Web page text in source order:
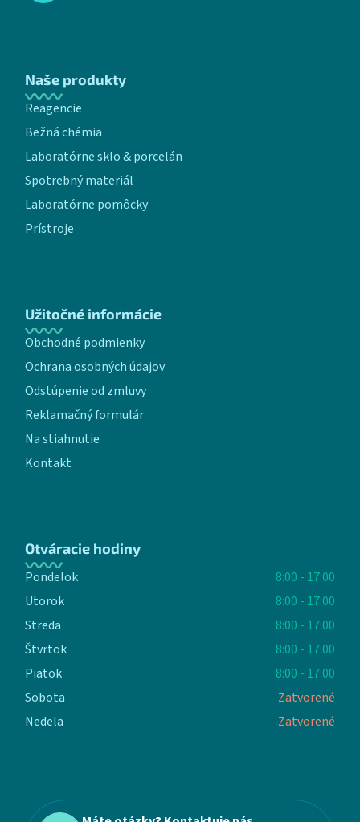
Naše produkty
Reagencie
Bežná chémia
Laboratórne sklo & porcelán
Spotrebný materiál
Laboratórne pomôcky
Prístroje
Užitočné informácie
Obchodné podmienky
Ochrana osobných údajov
Odstúpenie od zmluvy
Reklamačný formulár
Na stiahnutie
Kontakt
Otváracie hodiny
Pondelok
8:00 - 17:00
Utorok
8:00 - 17:00
Streda
8:00 - 17:00
Štvrtok
8:00 - 17:00
Piatok
8:00 - 17:00
Sobota
Zatvorené
Nedela
Zatvorené